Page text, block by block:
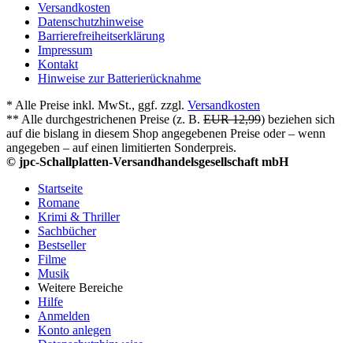
Versandkosten
Datenschutzhinweise
Barrierefreiheitserklärung
Impressum
Kontakt
Hinweise zur Batterierücknahme
* Alle Preise inkl. MwSt., ggf. zzgl. Versandkosten
** Alle durchgestrichenen Preise (z. B. EUR 12,99) beziehen sich
auf die bislang in diesem Shop angegebenen Preise oder – wenn
angegeben – auf einen limitierten Sonderpreis.
© jpc-Schallplatten-Versandhandelsgesellschaft mbH
Startseite
Romane
Krimi & Thriller
Sachbücher
Bestseller
Filme
Musik
Weitere Bereiche
Hilfe
Anmelden
Konto anlegen